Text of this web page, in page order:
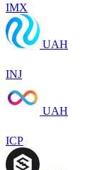
IMX
UAH
INJ
UAH
ICP